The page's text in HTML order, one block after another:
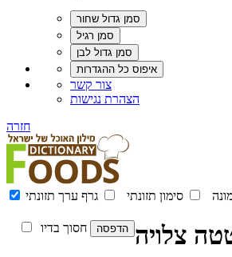
צור קשר
הצהרת נגישות
חזרה
סימון תזונתי גרף ערך תזונתי
חסוך בדיו צלויה